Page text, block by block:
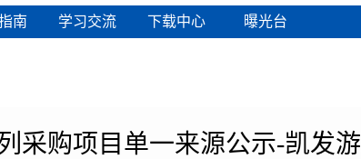
南
南 学习交流
学习交流 下载中心
下载中心 曝光台
曝光台
采购项目单一来源公示-凯发